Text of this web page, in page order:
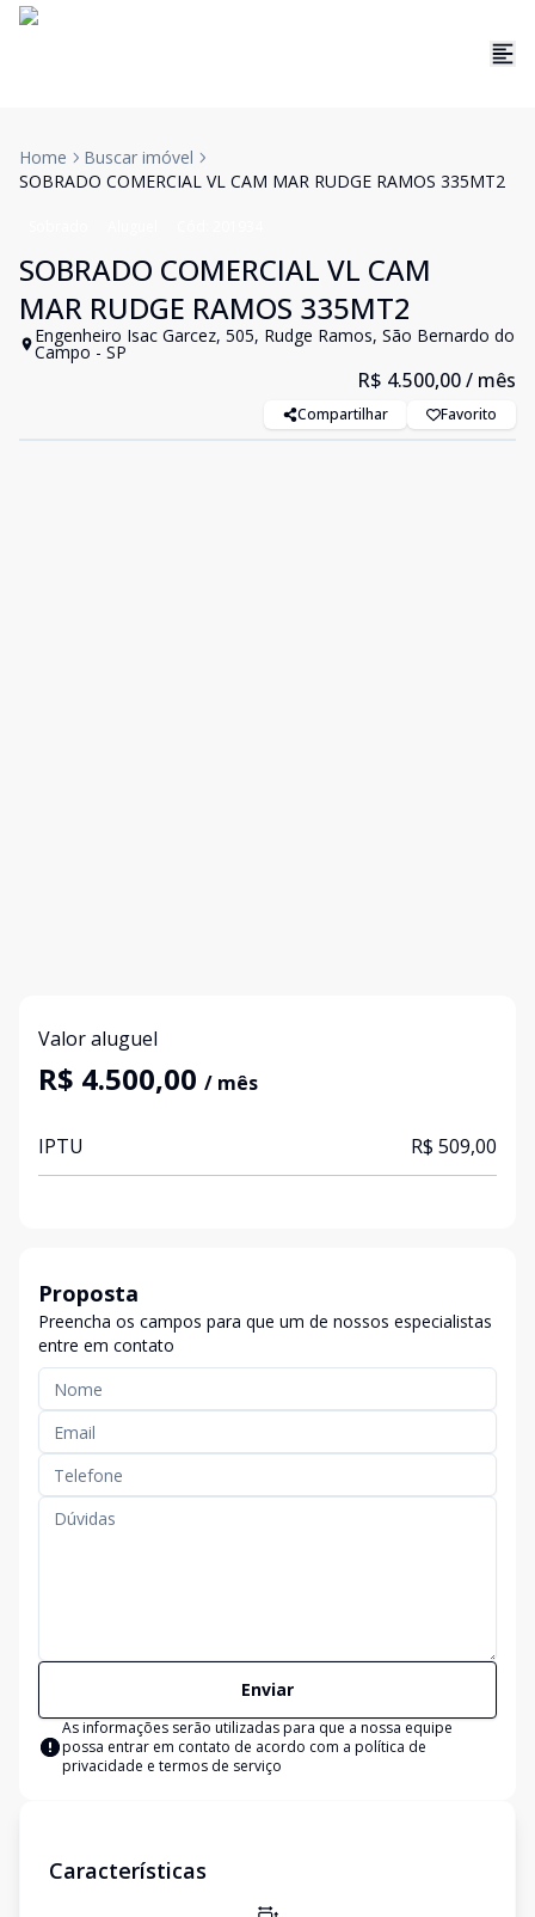
Home
Buscar imóvel
SOBRADO COMERCIAL VL CAM MAR RUDGE RAMOS 335MT2
SOBRADO COMERCIAL VL CAM
MAR RUDGE RAMOS 335MT2
Engenheiro Isac Garcez, 505, Rudge Ramos, São Bernardo do
Campo - SP
R$ 4.500,00/ mês
Compartilhar Favorito
Valor aluguel
R$ 4.500,00 / mês
IPTU R$ 509,00
Proposta
Preencha os campos para que um de nossos especialistas
entre em contato
Enviar
As informações serão utilizadas para que a nossa equipe
possa entrar em contato de acordo com a política de
privacidade e termos de serviço
Características